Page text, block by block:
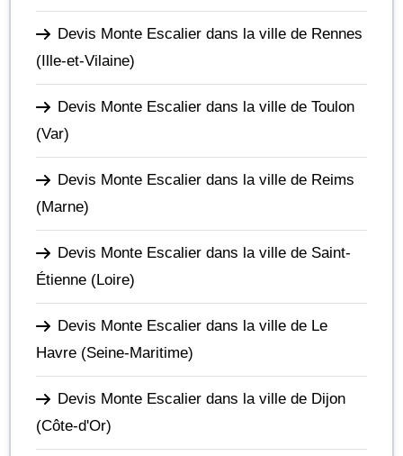
Devis Monte Escalier dans la ville de Rennes
(Ille-et-Vilaine)
Devis Monte Escalier dans la ville de Toulon
(Var)
Devis Monte Escalier dans la ville de Reims
(Marne)
Devis Monte Escalier dans la ville de Saint-
Étienne (Loire)
Devis Monte Escalier dans la ville de Le
Havre (Seine-Maritime)
Devis Monte Escalier dans la ville de Dijon
(Côte-d'Or)